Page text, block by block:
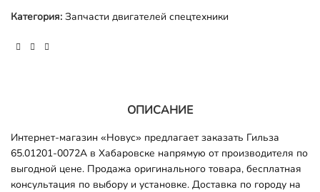
Категория: Запчасти двигателей спецтехники
ОПИСАНИЕ
Интернет-магазин «Новус» предлагает заказать Гильза
65.01201-0072A в Хабаровске напрямую от производителя по
выгодной цене. Продажа оригинального товара, бесплатная
консультация по выбору и установке. Доставка по городу на